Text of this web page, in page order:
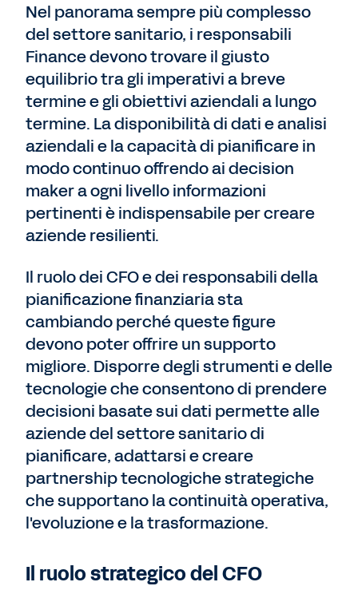
Nel panorama sempre più complesso
del settore sanitario, i responsabili
Finance devono trovare il giusto
equilibrio tra gli imperativi a breve
termine e gli obiettivi aziendali a lungo
termine. La disponibilità di dati e analisi
aziendali e la capacità di pianificare in
modo continuo offrendo ai decision
maker a ogni livello informazioni
pertinenti è indispensabile per creare
aziende resilienti.
Il ruolo dei CFO e dei responsabili della
pianificazione finanziaria sta
cambiando perché queste figure
devono poter offrire un supporto
migliore. Disporre degli strumenti e delle
tecnologie che consentono di prendere
decisioni basate sui dati permette alle
aziende del settore sanitario di
pianificare, adattarsi e creare
partnership tecnologiche strategiche
che supportano la continuità operativa,
l'evoluzione e la trasformazione.
Il ruolo strategico del CFO